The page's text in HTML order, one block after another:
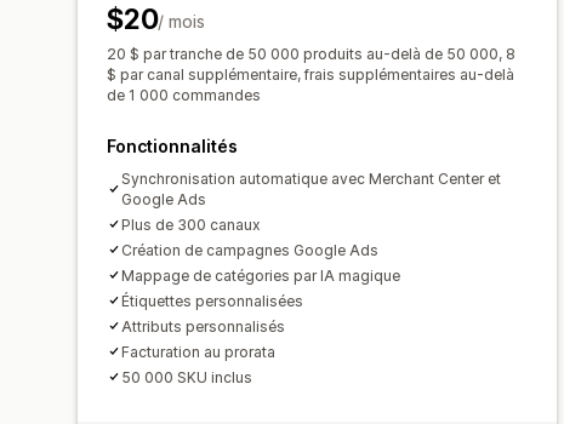
$20/ mois
20 $ par tranche de 50 000 produits au-delà de 50 000, 8
$ par canal supplémentaire, frais supplémentaires au-delà
de 1 000 commandes
Fonctionnalités
Synchronisation automatique avec Merchant Center et
Google Ads
Plus de 300 canaux
Création de campagnes Google Ads
Mappage de catégories par IA magique
Étiquettes personnalisées
Attributs personnalisés
Facturation au prorata
50 000 SKU inclus